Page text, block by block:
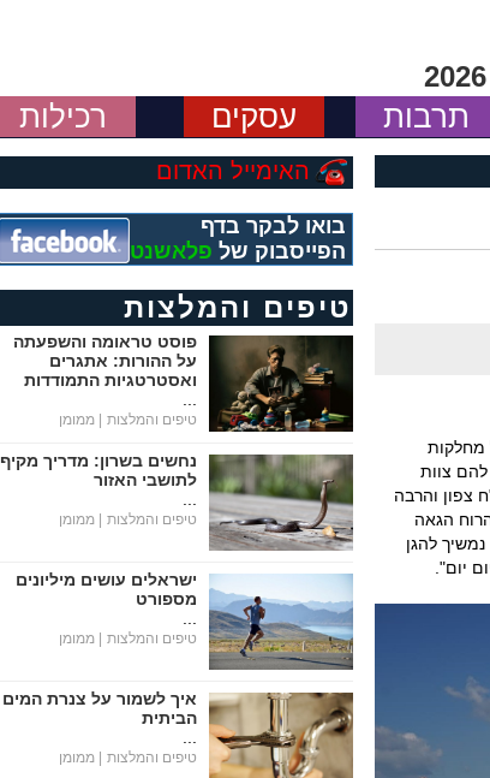
תרבות עסקים רכילות
מכל מחלקות
צוות
אל"ח צפון והרבה
לפי הרוח הגאה
להגן
יום".
האימייל האדום
בואו לבקר בדף
הפייסבוק של פלאשנט
טיפים והמלצות
פוסט טראומה והשפעתה
על ההורות: אתגרים
ואסטרטגיות התמודדות
טיפים והמלצות | ממומן
נחשים בשרון: מדריך מקיף
לתושבי האזור
טיפים והמלצות | ממומן
ישראלים עושים מיליונים
מספורט
טיפים והמלצות | ממומן
איך לשמור על צנרת המים
הביתית
טיפים והמלצות | ממומן